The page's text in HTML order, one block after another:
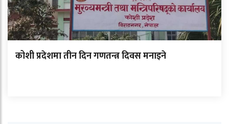
कोशी प्रदेशमा तीन दिन गणतन्त्र दिवस मनाइने